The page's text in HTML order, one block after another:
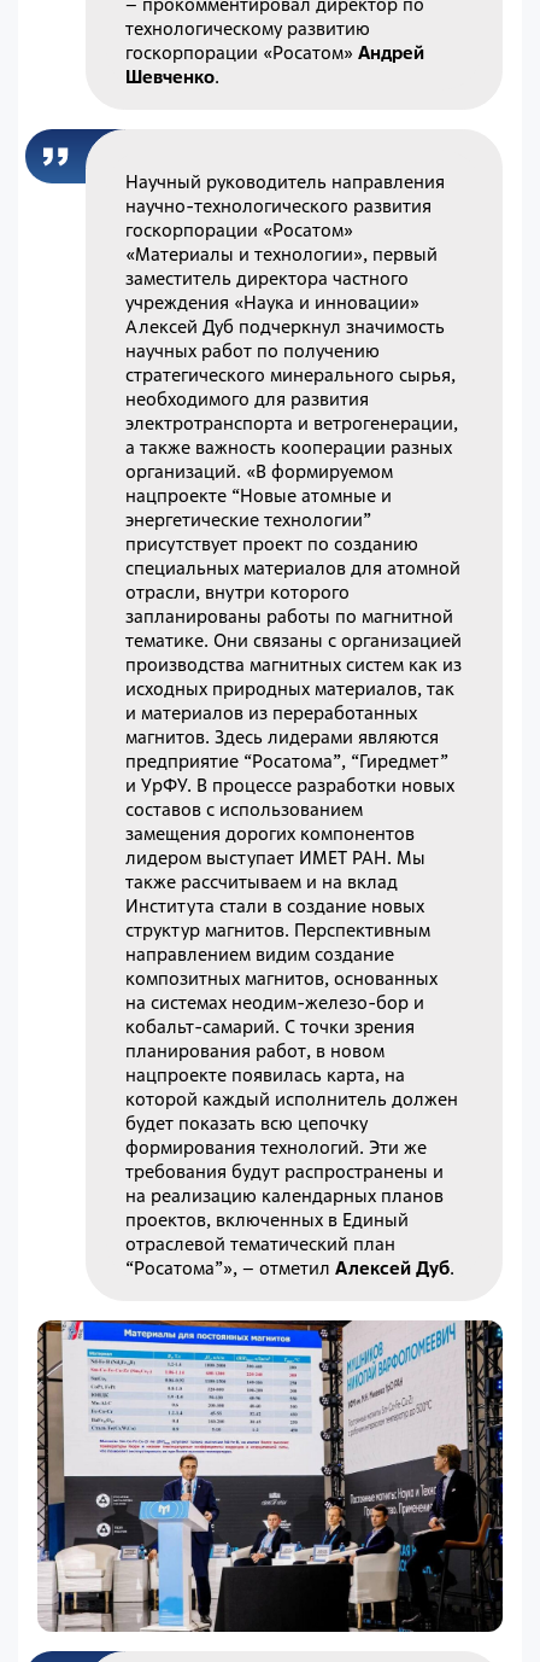
технологическому развитию
госкорпорации «Росатом»Андрей
Шевченко.
Научный руководитель направления
научно-технологического развития
госкорпорации «Росатом»
«Материалы и технологии», первый
заместитель директора частного
учреждения «Наука и инновации»
Алексей Дуб подчеркнул значимость
научных работ по получению
стратегического минерального сырья,
необходимого для развития
электротранспорта и ветрогенерации,
а также важность кооперации разных
организаций. «В формируемом
нацпроекте “Новые атомные и
энергетические технологии”
присутствует проект по созданию
специальных материалов для атомной
отрасли, внутри которого
запланированы работы по магнитной
тематике. Они связаны с организацией
производства магнитных систем как из
исходных природных материалов, так
и материалов из переработанных
магнитов. Здесь лидерами являются
предприятие “Росатома”, “Гиредмет”
и УрФУ. В процессе разработки новых
составов с использованием
замещения дорогих компонентов
лидером выступает ИМЕТ РАН. Мы
также рассчитываем и на вклад
Института стали в создание новых
структур магнитов. Перспективным
направлением видим создание
композитных магнитов, основанных
на системах неодим-железо-бор и
кобальт-самарий. С точки зрения
планирования работ, в новом
нацпроекте появилась карта, на
которой каждый исполнитель должен
будет показать всю цепочку
формирования технологий. Эти же
требования будут распространены и
на реализацию календарных планов
проектов, включенных в Единый
отраслевой тематический план
“Росатома”», – отметилАлексей Дуб.